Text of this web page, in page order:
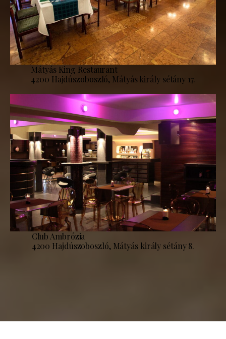
Mátyás King Restaurant
4200 Hajdúszoboszló, Mátyás király sétány 17.
Club Ambrózia
4200 Hajdúszoboszló, Mátyás király sétány 8.